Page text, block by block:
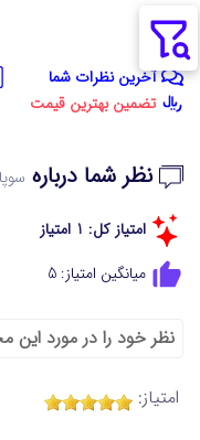
آخرین نظرات شما
تضمین بهترین قیمت
نظر شما درباره
امتیاز کل: 1 امتیاز
میانگین امتیاز: 5
نظر خود را در مورد این
امتیاز: